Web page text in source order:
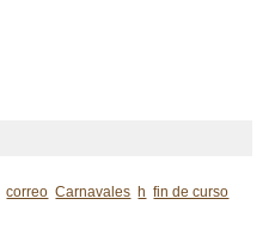
correo Carnavales h fin de curso